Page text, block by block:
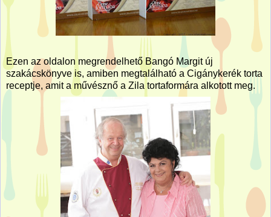
Ezen az oldalon megrendelhető Bangó Margit új
szakácskönyve is, amiben megtalálható a Cigánykerék torta
receptje, amit a művésznő a Zila tortaformára alkotott meg.